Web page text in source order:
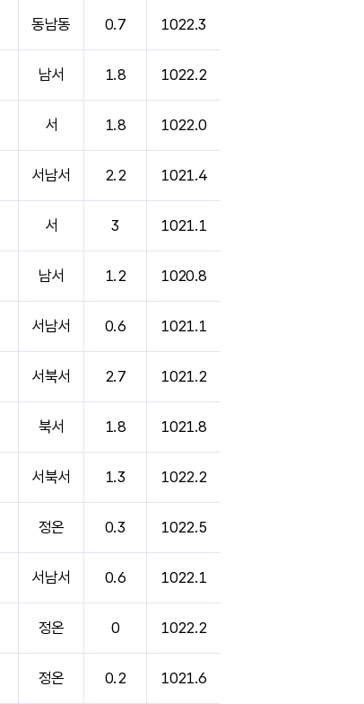
동남동 0.7 1022.3
남서 1.8 1022.2
서 1.8 1022.0
서남서 2.2 1021.4
서 3 1021.1
남서 1.2 1020.8
서남서 0.6 1021.1
서북서 2.7 1021.2
북서 1.8 1021.8
서북서 1.3 1022.2
정온 0.3 1022.5
서남서 0.6 1022.1
정온 0 1022.2
정온 0.2 1021.6